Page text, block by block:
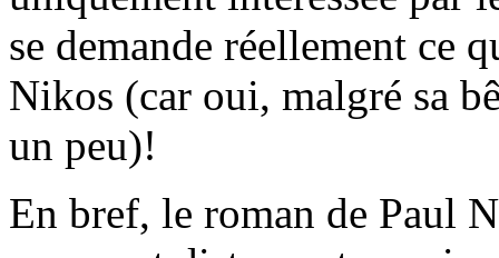
se demande réellement ce
Nikos (car oui, malgré sa
un peu)!
En bref, le roman de Paul